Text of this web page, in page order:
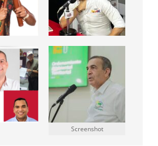
Screenshot